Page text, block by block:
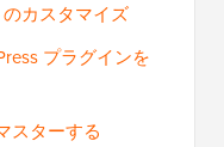
カスタマイズ
プラグインを
スターする